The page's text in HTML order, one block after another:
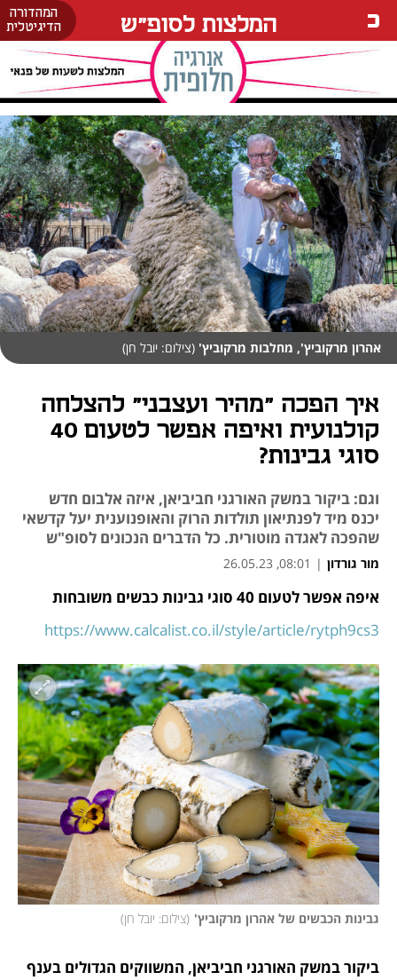
המהדורה
הדיגיטלית
המלצות לסופ"ש
אהרון מרקוביץ', מחלבות מרקוביץ' (צילום: יובל חן)
איך הפכה "מהיר ועצבני" להצלחה
קולנועית ואיפה אפשר לטעום 40
סוגי גבינות?
וגם: ביקור במשק האורגני חביביאן, איזה אלבום חדש
יכנס מיד לפנתיאון תולדות הרוק והאופנוענית יעל קדשאי
שהפכה לאגדה מוטורית. כל הדברים הנכונים לסופ"ש
מור גורדון |
08:01, 26.05.23
איפה אפשר לטעום 40 סוגי גבינות כבשים משובחות
https://www.calcalist.co.il/style/article/rytph9cs3
גבינות הכבשים של אהרון מרקוביץ' (צילום: יובל חן)